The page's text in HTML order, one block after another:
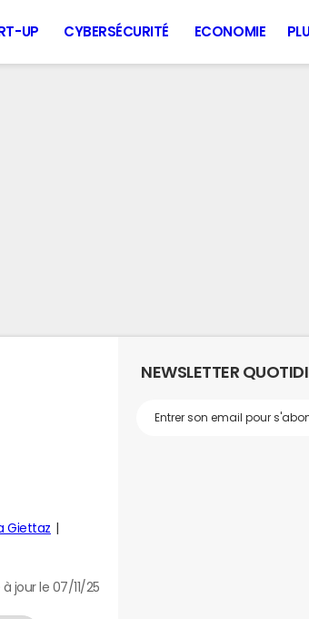
UP CYBERSÉCURITÉ ECONOMIE
Giettaz
à jour le 07/11/25
NEWSLETTER